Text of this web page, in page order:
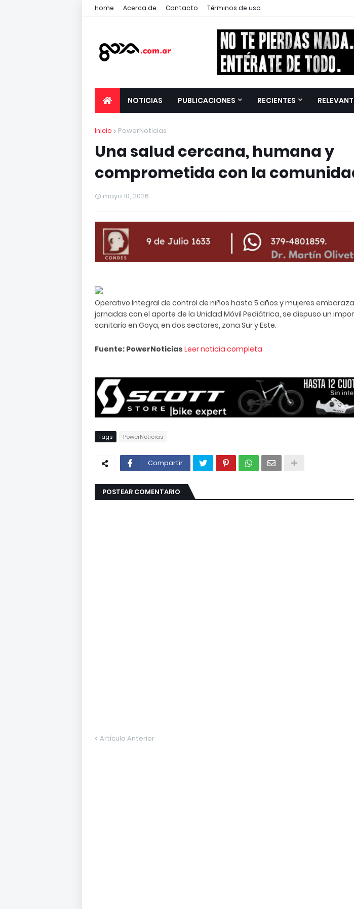
Home Acerca de Contacto Términos de uso
NOTICIAS PUBLICACIONES RECIENTES
Inicio PowerNoticias
Una salud cercana, humana y
comprometida con la
mayo 10, 2026
Operativo Integral de control de niños hasta 5 años y mujeres
jornadas con el aporte de la Unidad Móvil Pediátrica, se dispuso un
sanitario en Goya, en dos sectores, zona Sur y Este.
Fuente: PowerNoticias Leer noticia completa
Tags PowerNoticias
Compartir
POSTEAR COMENTARIO
Artículo Anterior